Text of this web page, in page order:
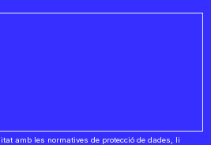
amb les normatives de protecció de dades, li